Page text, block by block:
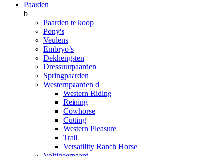
Paarden
b
Paarden te koop
Pony's
Veulens
Embryo’s
Dekhengsten
Dressuurpaarden
Springpaarden
Westernpaarden d
Western Riding
Reining
Cowhorse
Cutting
Western Pleasure
Trail
Versatility Ranch Horse